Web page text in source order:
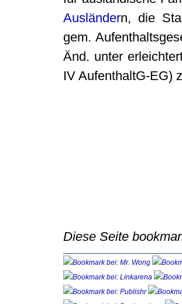
Ausländern, die
gem.
Änd. unter
IV AufenthaltG-EG)
Diese Seite